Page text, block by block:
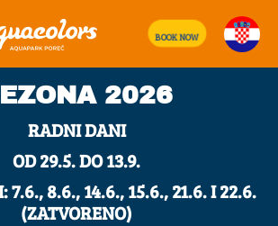
BOOK NOW
NA ULAZNIM
2026
RADNI DANI
OD 29.5. DO 13.9.
7.6., 8.6., 14.6., 15.6., 21.6. I 22.6.
(ZATVORENO)